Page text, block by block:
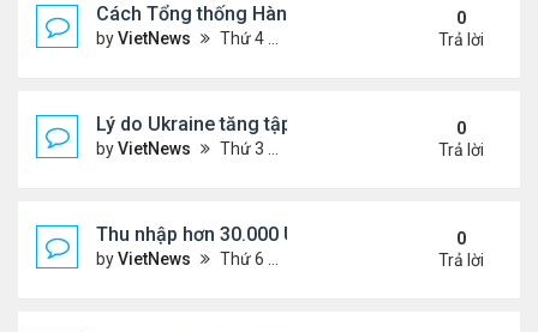
Cách Tổng thống Hàn Quốc dập lửa căng thẳng
byVietNews Thứ 4 Tháng 8 27, 2025 4:57 pm
0
Trả lời
Lý do Ukraine tăng tập kích hạ tầng dầu mỏ Nga
byVietNews Thứ 3 Tháng 8 26, 2025 5:25 pm
0
Trả lời
Thu nhập hơn 30.000 USD mỗi tháng mới đủ trả
byVietNews Thứ 6 Tháng 8 22, 2025 3:47 pm
0
Trả lời